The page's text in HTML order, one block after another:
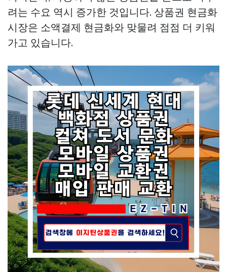
려는 수요 역시 증가한 것입니다. 상품권 현금화
시장은 소액결제 현금화와 맞물려 점점 더 키워
가고 있습니다.